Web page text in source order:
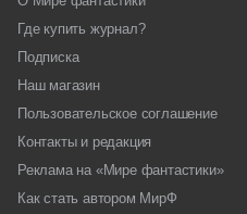
Где купить журнал?
Подписка
Наш магазин
Пользовательское соглашение
Контакты и редакция
Реклама на «Мире фантастики»
Как стать автором МирФ